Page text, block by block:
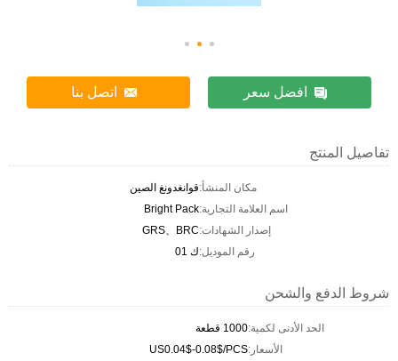
افضل سعر اتصل بنا
تفاصيل المنتج
مكان المنشأ:قوانغدونغ الصين
اسم العلامة التجارية:Bright Pack
إصدار الشهادات:GRS、BRC
رقم الموديل:ك 01
شروط الدفع والشحن
الحد الأدنى لكمية:1000 قطعة
الأسعار:US0.04$-0.08$/PCS